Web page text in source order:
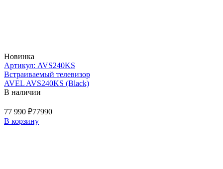
Новинка
Артикул: AVS240KS
Встраиваемый телевизор
AVEL AVS240KS (Black)
В наличии
77 990 ₽77990
В корзину